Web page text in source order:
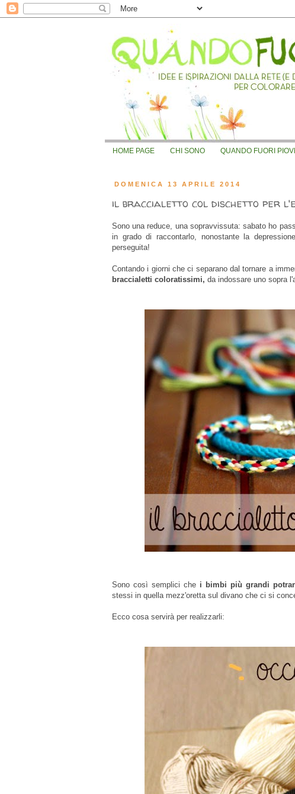
HOME PAGE CHI SONO QUANDO FUORI
DOMENICA 13 APRILE 2014
il braccialetto col dischetto per
Sono una reduce, una sopravvissuta: sabato ho
in grado di raccontarlo, nonostante la
perseguita!
Contando i giorni che ci separano dal tornare a
braccialetti coloratissimi, da indossare uno sopra
Sono così semplici che i bimbi più grandi
stessi in quella mezz'oretta sul divano che ci si
Ecco cosa servirà per realizzarli: